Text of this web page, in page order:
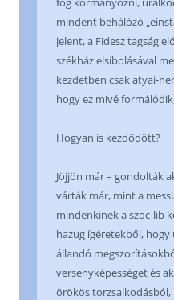
mindent behálózó
jelent, a Fidesz tagság
székház elsíbolásával
kezdetben csak atyai-
hogy ez mivé
Hogyan is kezdődött?
Jöjjön már – gondolták
várták már, mint a
mindenkinek a szoc-lib
hazug ígéretekből,
állandó
versenyképességet és
örökös